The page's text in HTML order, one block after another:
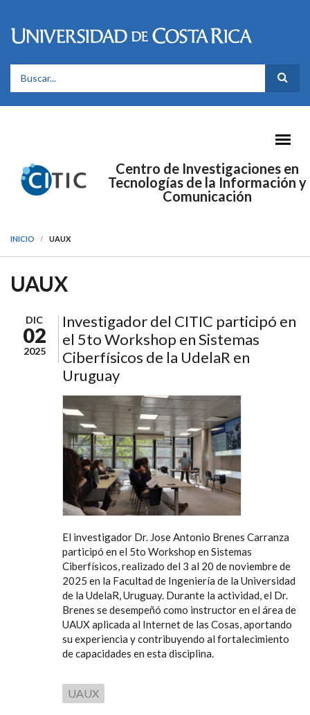
FORMULARIO DE BÚSQUEDA
Centro de Investigaciones en
Tecnologías de la Información y
Comunicación
INICIO UAUX
UAUX
DIC
02
2025
Investigador del CITIC participó en
el 5to Workshop en Sistemas
Ciberfísicos de la UdelaR en
Uruguay
El investigador Dr. Jose Antonio Brenes Carranza
participó en el 5to Workshop en Sistemas
Ciberfísicos, realizado del 3 al 20 de noviembre de
2025 en la Facultad de Ingeniería de la Universidad
de la UdelaR, Uruguay. Durante la actividad, el Dr.
Brenes se desempeñó como instructor en el área de
UAUX aplicada al Internet de las Cosas, aportando
su experiencia y contribuyendo al fortalecimiento
de capacidades en esta disciplina.
UAUX